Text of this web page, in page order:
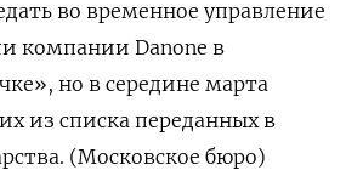
во временное управление
компании Danone в
но в середине марта
из списка переданных в
(Московское бюро)